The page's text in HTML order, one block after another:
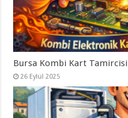
Bursa Kombi Kart Tamircisi
26 Eylül 2025